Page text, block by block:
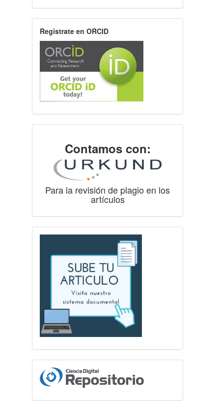
Registrate en ORCID
Contamos con:
Para la revisión de plagio en los
artículos